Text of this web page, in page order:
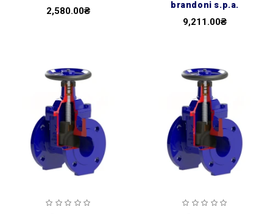
2,580.00₴
brandoni s.p.a.
9,211.00₴